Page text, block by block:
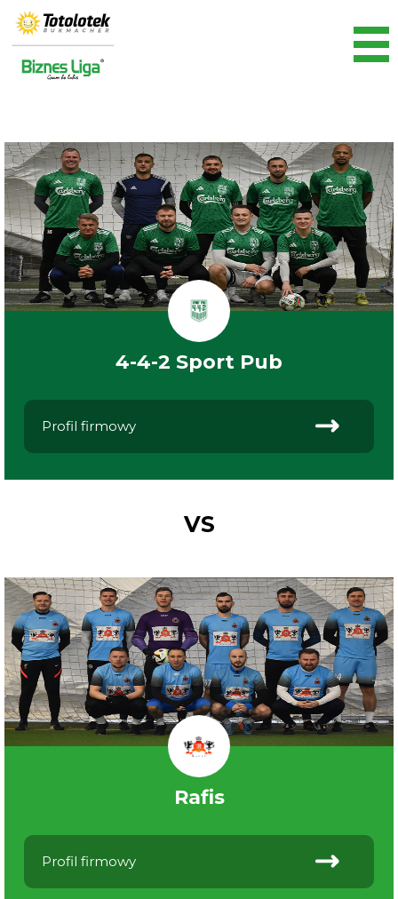
4-4-2 Sport Pub
Profil firmowy
VS
Rafis
Profil firmowy